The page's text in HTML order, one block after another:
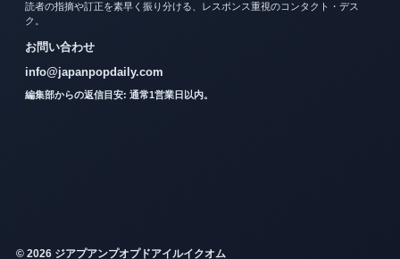
読者の指摘や訂正を素早く振り分ける、レスポンス重視のコンタクト・デス
ク。
お問い合わせ
info@japanpopdaily.com
編集部からの返信目安: 通常1営業日以内。
© 2026 ジアプアンプオプドアイルイクオム